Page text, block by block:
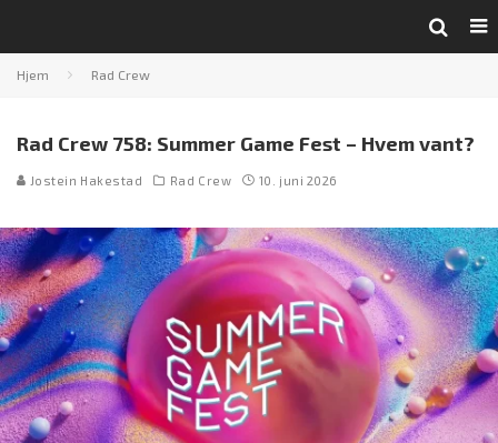
Hjem Rad Crew
Rad Crew 758: Summer Game Fest – Hvem vant?
Jostein Hakestad Rad Crew 10. juni 2026